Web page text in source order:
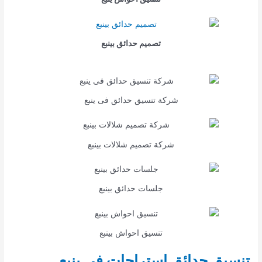
تصميم حدائق بينبع
شركة تنسيق حدائق فى ينبع
شركة تصميم شلالات بينبع
جلسات حدائق بينبع
تنسيق احواش بينبع